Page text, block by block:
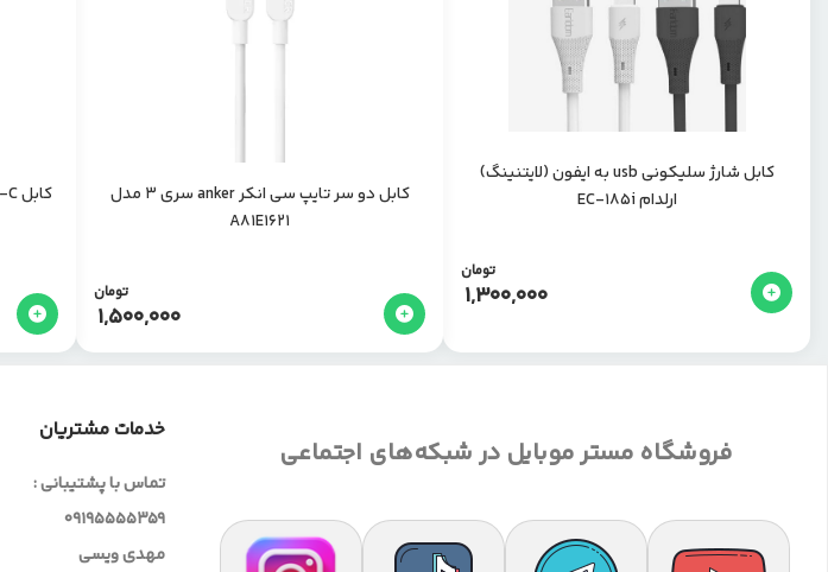
کابل شارژ سلیکونی usb به ایفون (لایتنینگ)
ارلدام EC-185i
1,300,000
تومان
کابل دو سر تایپ سی انکر anker سری 3 مدل
A81E1621
1,500,000
تومان
کابل USB-C به لایتنینگ اپل یک متری های کپی
فروشگاه مستر موبایل در شبکه‌های اجتماعی
خدمات مشتریان
تماس با پشتیبانی :
09195555359
مهدی ویسی